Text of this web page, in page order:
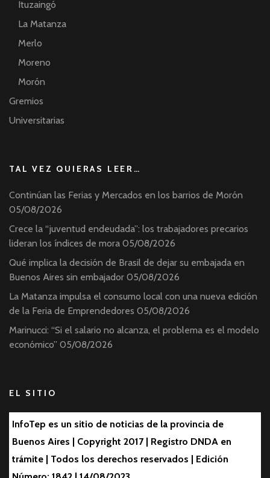
Ituzaingó
La Matanza
Merlo
Moreno
Morón
Gremios
Universitarias
TAL VEZ QUIERAS LEER…
Continúan las Ferias y Mercados en los barrios de Morón
05/08/2026
Crece la “juventud endeudada”: los trabajadores precarios
lideran los índices de mora 05/08/2026
Qué implica la decisión de Brasil de dejar su embajada en
Buenos Aires sin embajador 05/08/2026
La Matanza impulsa el consumo local con una nueva edición
de la Feria de Emprendedores 05/08/2026
Marinucci: “Si el salario no alcanza, el problema es el modelo
económico” 05/08/2026
EL SITIO
InfoTep es un sitio de noticias de la provincia de
Buenos Aires | Copyright 2017 | Registro DNDA en
trámite | Todos los derechos reservados | Edición